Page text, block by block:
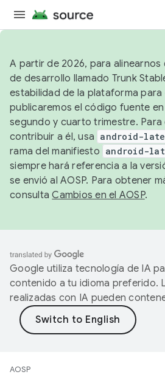
A partir de 2026, para
de desarrollo llamado Trunk
estabilidad de la plataforma para
publicaremos el código fuente en
segundo y cuarto trimestre. Para
contribuir a él, usa android-
rama del manifiesto android-
siempre hará referencia a la
se envió al AOSP. Para obtener
consultaCambios en el AOSP.
Google utiliza tecnología de IA
contenido a tu idioma preferido.
realizadas con IA pueden
AOSP